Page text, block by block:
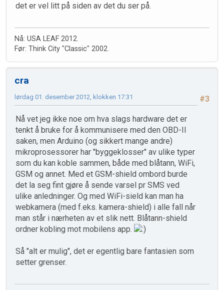
det er vel litt på siden av det du ser på.
Nå: USA LEAF 2012.
Før: Think City "Classic" 2002.
cra
#3
lørdag 01. desember 2012, klokken 17:31
Nå vet jeg ikke noe om hva slags hardware det er
tenkt å bruke for å kommunisere med den OBD-II
saken, men Arduino (og sikkert mange andre)
mikroprosessorer har "byggeklosser" av ulike typer
som du kan koble sammen, både med blåtann, WiFi,
GSM og annet. Med et GSM-shield ombord burde
det la seg fint gjøre å sende varsel pr SMS ved
ulike anledninger. Og med WiFi-sield kan man ha
webkamera (med f.eks. kamera-shield) i alle fall når
man står i nærheten av et slik nett. Blåtann-shield
ordner kobling mot mobilens app.
Så "alt er mulig", det er egentlig bare fantasien som
setter grenser.